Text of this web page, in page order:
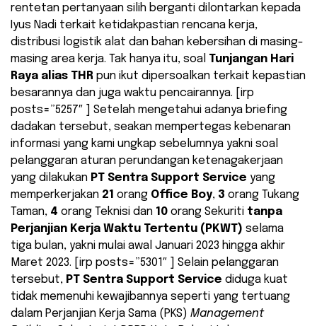
rentetan pertanyaan silih berganti dilontarkan kepada
Iyus Nadi terkait ketidakpastian rencana kerja,
distribusi logistik alat dan bahan kebersihan di masing-
masing area kerja. Tak hanya itu, soal Tunjangan Hari
Raya alias THR pun ikut dipersoalkan terkait kepastian
besarannya dan juga waktu pencairannya. [irp
posts=”5257″ ] Setelah mengetahui adanya briefing
dadakan tersebut, seakan mempertegas kebenaran
informasi yang kami ungkap sebelumnya yakni soal
pelanggaran aturan perundangan ketenagakerjaan
yang dilakukan PT Sentra Support Service yang
memperkerjakan 21 orang Office Boy, 3 orang Tukang
Taman, 4 orang Teknisi dan 10 orang Sekuriti tanpa
Perjanjian Kerja Waktu Tertentu (PKWT) selama
tiga bulan, yakni mulai awal Januari 2023 hingga akhir
Maret 2023. [irp posts=”5301″ ] Selain pelanggaran
tersebut, PT Sentra Support Service diduga kuat
tidak memenuhi kewajibannya seperti yang tertuang
dalam Perjanjian Kerja Sama (PKS) Management